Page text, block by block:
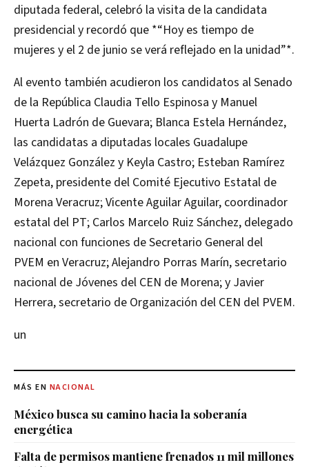
diputada federal, celebró la visita de la candidata
presidencial y recordó que *“Hoy es tiempo de
mujeres y el 2 de junio se verá reflejado en la unidad”*.
Al evento también acudieron los candidatos al Senado
de la República Claudia Tello Espinosa y Manuel
Huerta Ladrón de Guevara; Blanca Estela Hernández,
las candidatas a diputadas locales Guadalupe
Velázquez González y Keyla Castro; Esteban Ramírez
Zepeta, presidente del Comité Ejecutivo Estatal de
Morena Veracruz; Vicente Aguilar Aguilar, coordinador
estatal del PT; Carlos Marcelo Ruiz Sánchez, delegado
nacional con funciones de Secretario General del
PVEM en Veracruz; Alejandro Porras Marín, secretario
nacional de Jóvenes del CEN de Morena; y Javier
Herrera, secretario de Organización del CEN del PVEM.
un
MÁS EN NACIONAL
México busca su camino hacia la soberanía
energética
Falta de permisos mantiene frenados 11 mil millones